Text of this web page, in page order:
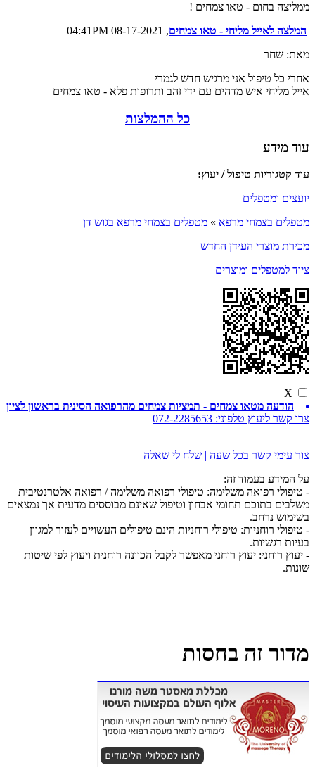
ממליצה בחום - טאו צמחים !
המלצה לאייל מליחי - טאו צמחים, 08-17-2021 04:41PM
מאת: שחר
אחרי כל טיפול אני מרגיש חדש לגמרי
אייל מליחי איש מדהים עם ידי זהב ותרופות פלא - טאו צמחים
כל ההמלצות
עוד מידע
עוד קטגוריות טיפול / יעוץ:
יועצים ומטפלים
מטפלים בצמחי מרפא » מטפלים בצמחי מרפא בגוש דן
מכירת מוצרי העידן החדש
ציוד למטפלים ומוצרים
X
הודעה מטאו צמחים - תמציות צמחים מהרפואה הסינית בראשון לציון
צרו קשר ליעוץ טלפוני: 072-2285653
צור עימי קשר בכל שעה | שלח לי שאלה
על המידע בעמוד זה:
- טיפולי רפואה משלימה: טיפולי רפואה משלימה / רפואה אלטרנטיבית
משלבים בתוכם תחומי אבחון וטיפול שאינם מבוססים מדעית אך נמצאים
בשימוש נרחב.
- טיפולי רוחניות: טיפולי רוחניות הינם טיפולים העשויים לעזור למגוון
בעיות רגשיות.
- יעוץ רוחני: יעוץ רוחני מאפשר לקבל הכוונה רוחנית ויעוץ לפי שיטות
שונות.
מדור זה בחסות